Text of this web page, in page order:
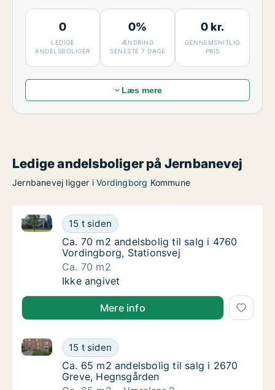
0
LEDIGE
ANDELSBOLIGER
0%
ÆNDRING
SENESTE 7 DAGE
0 kr.
GENNEMSNITLIG
PRIS
Læs mere
Ledige andelsboliger på Jernbanevej
Jernbanevej ligger iVordingborg Kommune
Ca. 70 m2 andelsbolig til salg i 4760
15 t siden
Ca. 70 m2 andelsbolig til salg i 4760 Vordingborg,
Ca. 70 m2 andelsbolig til salg i 4760
Ca. 70 m2 andelsbolig til salg i 4760
Vordingborg, Stationsvej
Ca. 70 m2
Ca. 70 m2 andelsbolig til salg i 4760
Ikke angivet
Mere info
Ca. 65 m2 andelsbolig til salg i 2670 Greve,
15 t siden
Ca. 65 m2 andelsbolig til salg i 2670 Greve,
Ca. 65 m2 andelsbolig til salg i 2670 Greve,
Ca. 65 m2 andelsbolig til salg i 2670
Greve, Hegnsgården